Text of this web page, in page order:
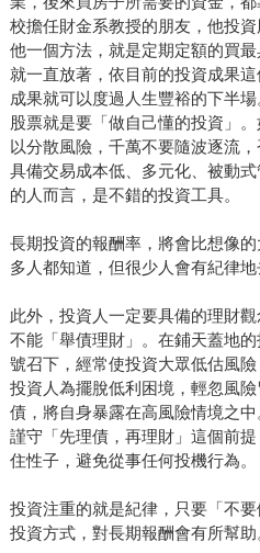
校擔任財金系教授的朋友，他投
他一個方法，就是定期定額的買
就一直放著，依目前的投資成果
成果就可以度過人生豐裕的下半
股票就是要「做自己懂的投資」
以分散風險，千萬不要隨波逐流
具備交易成本低、多元化、被動
的人而言，是不錯的投資工具。
長期投資的報酬率，將會比想像
多人都知道，但很少人會有紀律地
此外，投資人一定要具備的理財
不能「舉債理財」。在鋪天蓋地
號召下，經常使投資大眾低估風
投資人為擺脫低利困境，輕忽風
債，將自身暴露在高風險情境之
謹守「先理債，再理財」這個前
住性子，避免從事任何投機行為。
投資注重的就是紀律，只要「不
投資方式，對長期報酬會有所幫助